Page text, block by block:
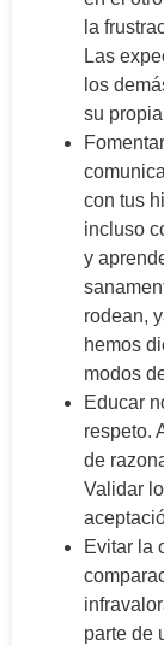
la
Las
los
su
con tus
incluso
y
rodean,
hemos
modos
Educar
respeto.
de
Validar
Evitar la
parte de